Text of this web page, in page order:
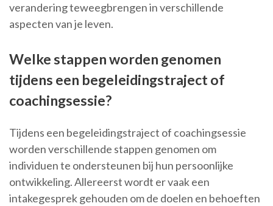
verandering teweegbrengen in verschillende
aspecten van je leven.
Welke stappen worden genomen
tijdens een begeleidingstraject of
coachingsessie?
Tijdens een begeleidingstraject of coachingsessie
worden verschillende stappen genomen om
individuen te ondersteunen bij hun persoonlijke
ontwikkeling. Allereerst wordt er vaak een
intakegesprek gehouden om de doelen en behoeften